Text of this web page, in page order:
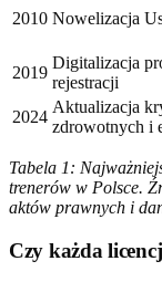
2010 Nowelizacja
2019
Digitalizacja
rejestracji
2024
Aktualizacja
zdrowotnych i
Tabela 1:
trenerów w Polsce.
aktów prawnych i
Czy każda